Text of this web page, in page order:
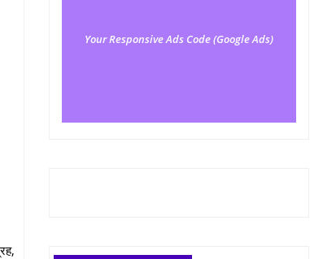
Your Responsive Ads Code (Google Ads)